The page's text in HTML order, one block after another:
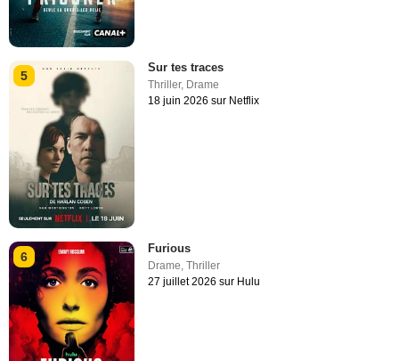
5
Sur tes traces
Thriller, Drame
18 juin 2026 sur Netflix
6
Furious
Drame,Thriller
27 juillet 2026 sur Hulu